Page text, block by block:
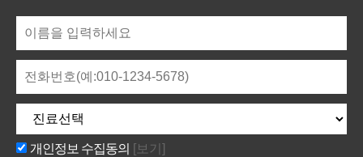
개인정보 수집동의 [보기]